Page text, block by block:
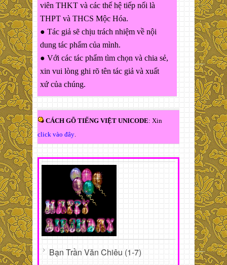
viên THKT và các thế hệ tiếp nối là
THPT và THCS Mộc Hóa.
● Tác giả sẽ chịu trách nhiệm về nội
dung tác phẩm của mình.
● Với các tác phẩm tìm chọn và chia sẻ,
xin vui lòng ghi rõ tên tác giả và xuất
xứ của chúng.
CÁCH GÕ TIẾNG VIỆT UNICODE: Xin
click vào đây.
Bạn Trần Văn Chiêu (1-7)